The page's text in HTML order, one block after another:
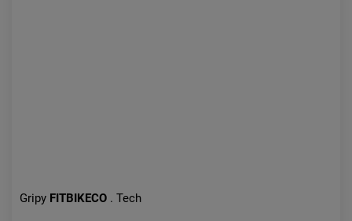
Gripy FITBIKECO . Tech